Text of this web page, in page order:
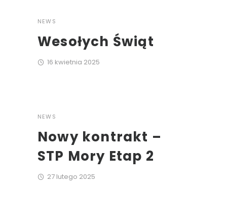
NEWS
Wesołych Świąt
16 kwietnia 2025
NEWS
Nowy kontrakt –
STP Mory Etap 2
27 lutego 2025